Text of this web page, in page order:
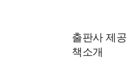
출판사 제공
책소개